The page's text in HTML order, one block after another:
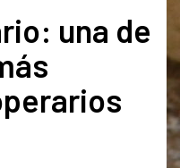
una de